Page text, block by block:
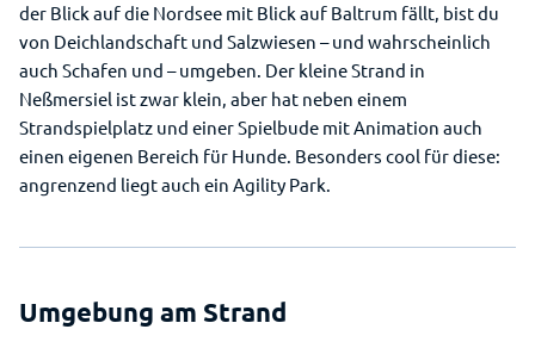
der Blick auf die Nordsee mit Blick auf Baltrum fällt, bist du
von Deichlandschaft und Salzwiesen – und wahrscheinlich
auch Schafen und – umgeben. Der kleine Strand in
Neßmersiel ist zwar klein, aber hat neben einem
Strandspielplatz und einer Spielbude mit Animation auch
einen eigenen Bereich für Hunde. Besonders cool für diese:
angrenzend liegt auch ein Agility Park.
Umgebung am Strand